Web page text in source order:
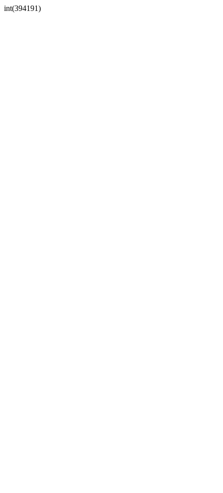
int(394191)